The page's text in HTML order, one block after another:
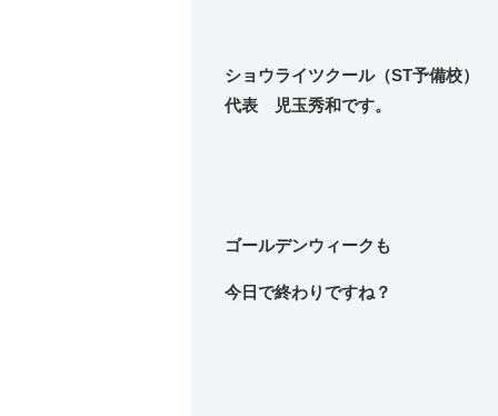
ショウライツクール（ST予備校）
代表 児玉秀和です。
ゴールデンウィークも
今日で終わりですね？